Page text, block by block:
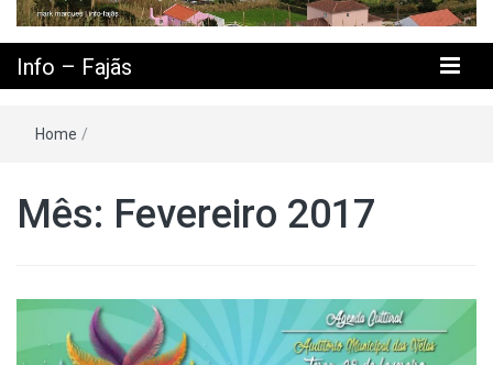
Info – Fajãs
Home /
Mês: Fevereiro 2017